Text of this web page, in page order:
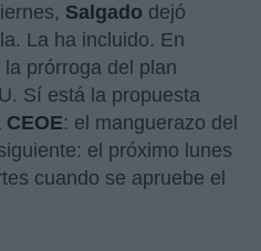
Salgado dejó
La ha incluido. En
prórroga del plan
Sí está la propuesta
CEOE: el manguerazo del
el próximo lunes
cuando se apruebe el